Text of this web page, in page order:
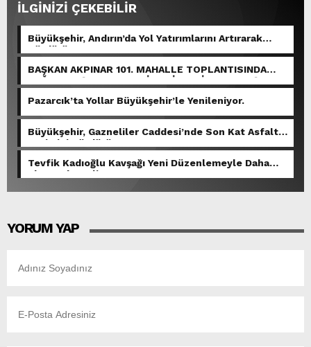
İLGİNİZİ ÇEKEBİLİR
Büyükşehir, Andırın’da Yol Yatırımlarını Artırarak
Sürdürüyor.
BAŞKAN AKPINAR 101. MAHALLE TOPLANTISINDA
BAĞLARBAŞI MAHALLESİ SAKİNLERİYLE BULUŞTU.
Pazarcık’ta Yollar Büyükşehir’le Yenileniyor.
Büyükşehir, Gazneliler Caddesi’nde Son Kat Asfalt
Serimini Sürdürüyor.
Tevfik Kadıoğlu Kavşağı Yeni Düzenlemeyle Daha
Akıcı Hale Geliyor.
YORUM YAP